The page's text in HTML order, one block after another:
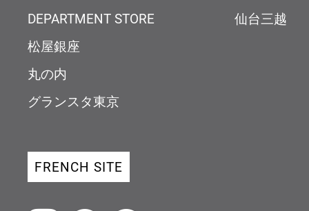
DEPARTMENT STORE
松屋銀座
丸の内
グランスタ東京
仙台三越
FRENCH SITE